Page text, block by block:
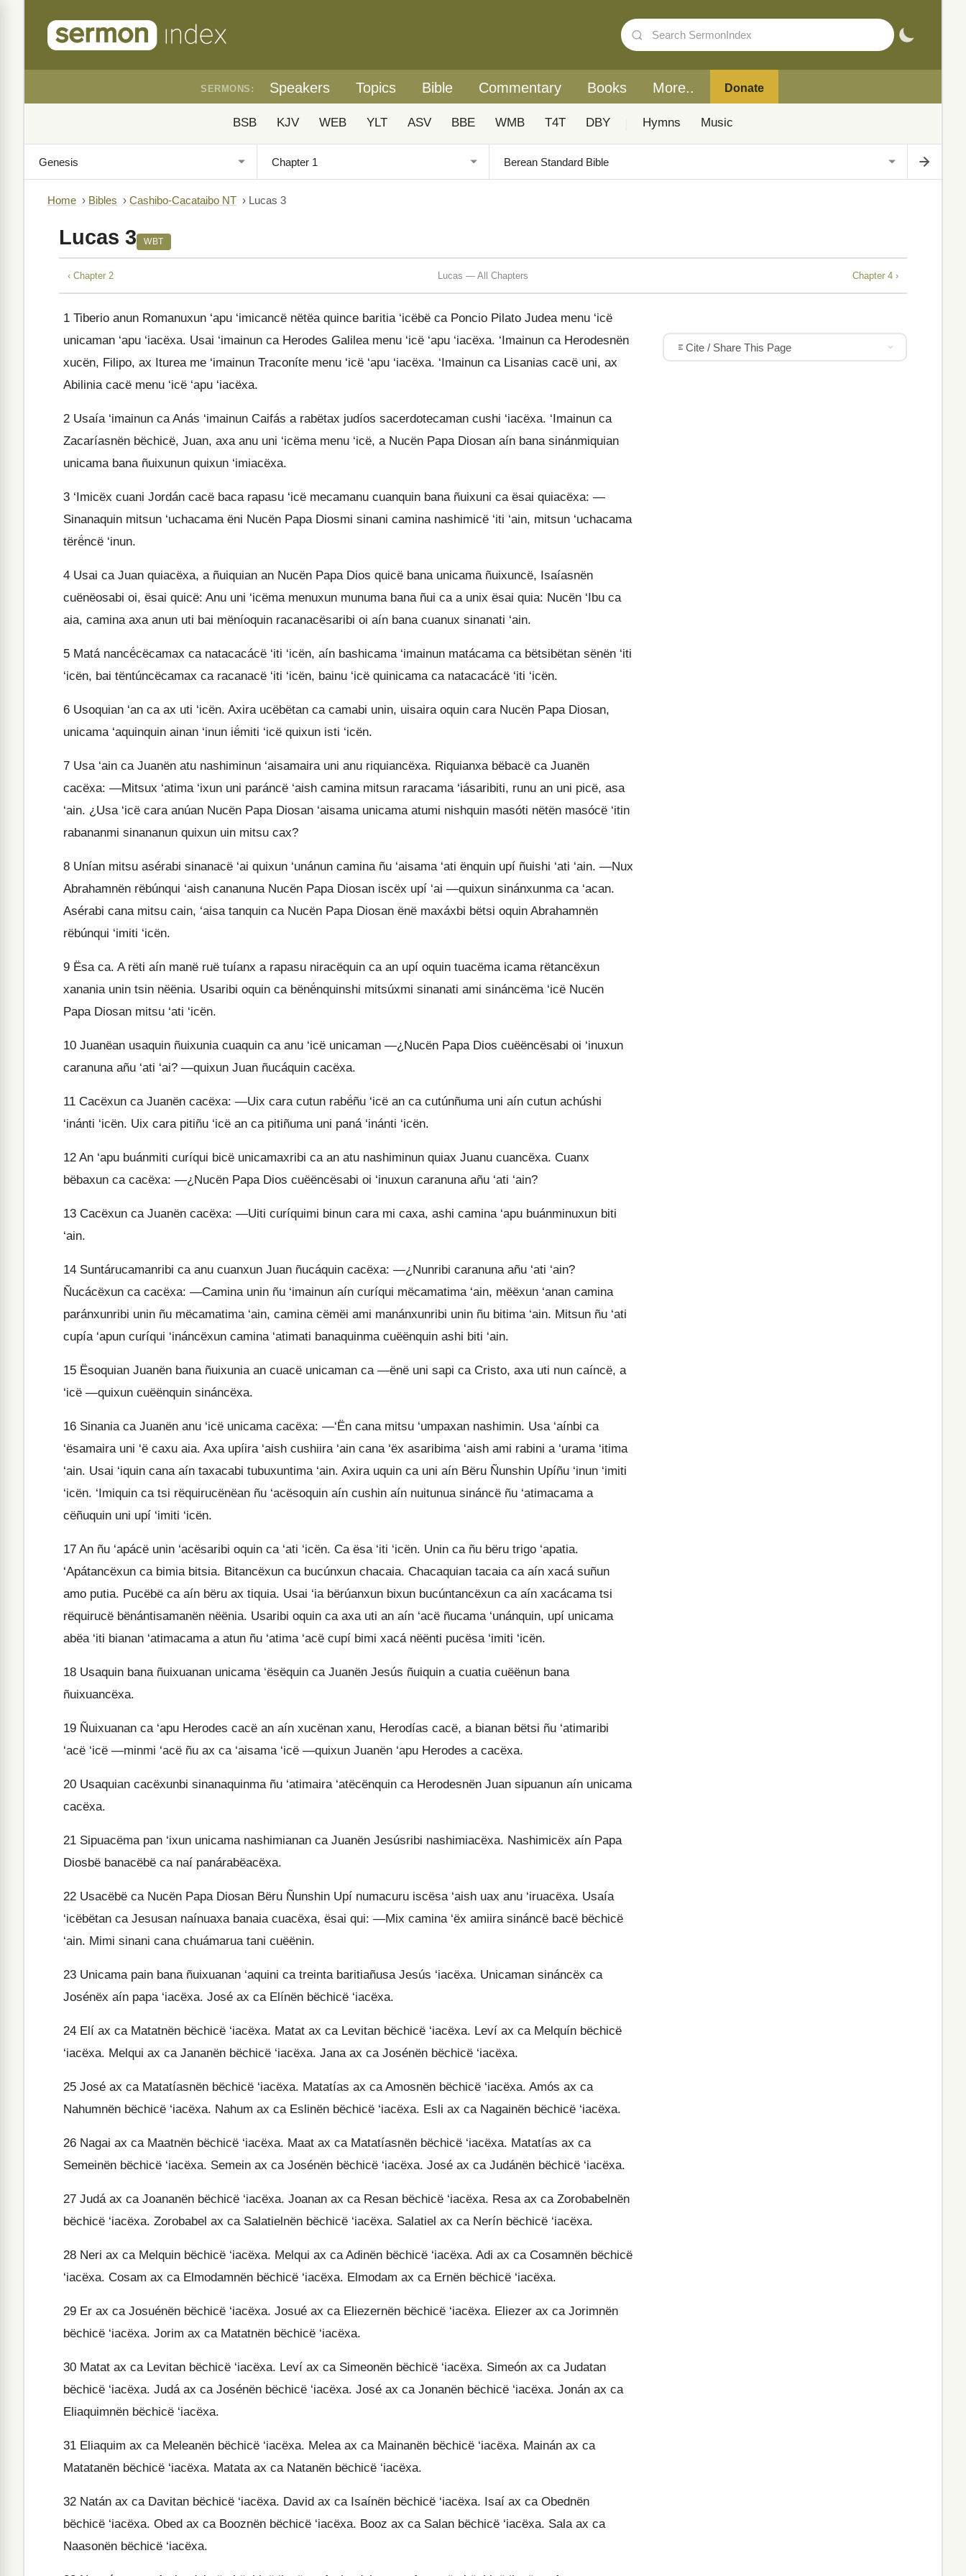
SERMONS: Speakers Topics Bible Commentary Books More.. Donate
BSB KJV WEB YLT ASV BBE WMB T4T DBY Hymns Music
Home › Bibles › Cashibo-Cacataibo NT › Lucas 3
Lucas 3 WBT
‹ Chapter 2 Lucas — All Chapters Chapter 4 ›
1 Tiberio anun Romanuxun ‘apu ‘imicancë nëtëa quince baritia ‘icëbë ca Poncio Pilato Judea menu ‘icë
unicaman ‘apu ‘iacëxa. Usai ‘imainun ca Herodes Galilea menu ‘icë ‘apu ‘iacëxa. ‘Imainun ca Herodesnën
xucën, Filipo, ax Iturea me ‘imainun Traconíte menu ‘icë ‘apu ‘iacëxa. ‘Imainun ca Lisanias cacë uni, ax
Abilinia cacë menu ‘icë ‘apu ‘iacëxa.
2 Usaía ‘imainun ca Anás ‘imainun Caifás a rabëtax judíos sacerdotecaman cushi ‘iacëxa. ‘Imainun ca
Zacaríasnën bëchicë, Juan, axa anu uni ‘icëma menu ‘icë, a Nucën Papa Diosan aín bana sinánmiquian
unicama bana ñuixunun quixun ‘imiacëxa.
3 ‘Imicëx cuani Jordán cacë baca rapasu ‘icë mecamanu cuanquin bana ñuixuni ca ësai quiacëxa: —
Sinanaquin mitsun ‘uchacama ëni Nucën Papa Diosmi sinani camina nashimicë ‘iti ‘ain, mitsun ‘uchacama
tërë́ncë ‘inun.
4 Usai ca Juan quiacëxa, a ñuiquian an Nucën Papa Dios quicë bana unicama ñuixuncë, Isaíasnën
cuënëosabi oi, ësai quicë: Anu uni ‘icëma menuxun munuma bana ñui ca a unix ësai quia: Nucën ‘Ibu ca
aia, camina axa anun uti bai mëníoquin racanacësaribi oi aín bana cuanux sinanati ‘ain.
5 Matá nancë́cëcamax ca natacacácë ‘iti ‘icën, aín bashicama ‘imainun matácama ca bëtsibëtan sënën ‘iti
‘icën, bai tëntúncëcamax ca racanacë ‘iti ‘icën, bainu ‘icë quinicama ca natacacácë ‘iti ‘icën.
6 Usoquian ‘an ca ax uti ‘icën. Axira ucëbëtan ca camabi unin, uisaira oquin cara Nucën Papa Diosan,
unicama ‘aquinquin ainan ‘inun ië́miti ‘icë quixun isti ‘icën.
7 Usa ‘ain ca Juanën atu nashiminun ‘aisamaira uni anu riquiancëxa. Riquianxa bëbacë ca Juanën
cacëxa: —Mitsux ‘atima ‘ixun uni paráncë ‘aish camina mitsun raracama ‘iásaribiti, runu an uni picë, asa
‘ain. ¿Usa ‘icë cara anúan Nucën Papa Diosan ‘aisama unicama atumi nishquin masóti nëtën masócë ‘itin
rabananmi sinananun quixun uin mitsu cax?
8 Unían mitsu asérabi sinanacë ‘ai quixun ‘unánun camina ñu ‘aisama ‘ati ënquin upí ñuishi ‘ati ‘ain. —Nux
Abrahamnën rëbúnqui ‘aish cananuna Nucën Papa Diosan iscëx upí ‘ai —quixun sinánxunma ca ‘acan.
Asérabi cana mitsu cain, ‘aisa tanquin ca Nucën Papa Diosan ënë maxáxbi bëtsi oquin Abrahamnën
rëbúnqui ‘imiti ‘icën.
9 Ësa ca. A rëti aín manë ruë tuíanx a rapasu niracëquin ca an upí oquin tuacëma icama rëtancëxun
xanania unin tsin nëënia. Usaribi oquin ca bënë́nquinshi mitsúxmi sinanati ami sináncëma ‘icë Nucën
Papa Diosan mitsu ‘ati ‘icën.
10 Juanëan usaquin ñuixunia cuaquin ca anu ‘icë unicaman —¿Nucën Papa Dios cuëëncësabi oi ‘inuxun
caranuna añu ‘ati ‘ai? —quixun Juan ñucáquin cacëxa.
11 Cacëxun ca Juanën cacëxa: —Uix cara cutun rabë́ñu ‘icë an ca cutúnñuma uni aín cutun achúshi
‘inánti ‘icën. Uix cara pitiñu ‘icë an ca pitiñuma uni paná ‘inánti ‘icën.
12 An ‘apu buánmiti curíqui bicë unicamaxribi ca an atu nashiminun quiax Juanu cuancëxa. Cuanx
bëbaxun ca cacëxa: —¿Nucën Papa Dios cuëëncësabi oi ‘inuxun caranuna añu ‘ati ‘ain?
13 Cacëxun ca Juanën cacëxa: —Uiti curíquimi binun cara mi caxa, ashi camina ‘apu buánminuxun biti
‘ain.
14 Suntárucamanribi ca anu cuanxun Juan ñucáquin cacëxa: —¿Nunribi caranuna añu ‘ati ‘ain?
Ñucácëxun ca cacëxa: —Camina unin ñu ‘imainun aín curíqui mëcamatima ‘ain, mëëxun ‘anan camina
paránxunribi unin ñu mëcamatima ‘ain, camina cëmëi ami manánxunribi unin ñu bitima ‘ain. Mitsun ñu ‘ati
cupía ‘apun curíqui ‘ináncëxun camina ‘atimati banaquinma cuëënquin ashi biti ‘ain.
15 Ësoquian Juanën bana ñuixunia an cuacë unicaman ca —ënë uni sapi ca Cristo, axa uti nun caíncë, a
‘icë —quixun cuëënquin sináncëxa.
16 Sinania ca Juanën anu ‘icë unicama cacëxa: —‘Ën cana mitsu ‘umpaxan nashimin. Usa ‘aínbi ca
‘ësamaira uni ‘ë caxu aia. Axa upíira ‘aish cushiira ‘ain cana ‘ëx asaribima ‘aish ami rabini a ‘urama ‘itima
‘ain. Usai ‘iquin cana aín taxacabi tubuxuntima ‘ain. Axira uquin ca uni aín Bëru Ñunshin Upíñu ‘inun ‘imiti
‘icën. ‘Imiquin ca tsi rëquirucënëan ñu ‘acësoquin aín cushin aín nuitunua sináncë ñu ‘atimacama a
cëñuquin uni upí ‘imiti ‘icën.
17 An ñu ‘apácë unin ‘acësaribi oquin ca ‘ati ‘icën. Ca ësa ‘iti ‘icën. Unin ca ñu bëru trigo ‘apatia.
‘Apátancëxun ca bimia bitsia. Bitancëxun ca bucúnxun chacaia. Chacaquian tacaia ca aín xacá suñun
amo putia. Pucëbë ca aín bëru ax tiquia. Usai ‘ia bërúanxun bixun bucúntancëxun ca aín xacácama tsi
rëquirucë bënántisamanën nëënia. Usaribi oquin ca axa uti an aín ‘acë ñucama ‘unánquin, upí unicama
abëa ‘iti bianan ‘atimacama a atun ñu ‘atima ‘acë cupí bimi xacá nëënti pucësa ‘imiti ‘icën.
18 Usaquin bana ñuixuanan unicama ‘ësëquin ca Juanën Jesús ñuiquin a cuatia cuëënun bana
ñuixuancëxa.
19 Ñuixuanan ca ‘apu Herodes cacë an aín xucënan xanu, Herodías cacë, a bianan bëtsi ñu ‘atimaribi
‘acë ‘icë —minmi ‘acë ñu ax ca ‘aisama ‘icë —quixun Juanën ‘apu Herodes a cacëxa.
20 Usaquian cacëxunbi sinanaquinma ñu ‘atimaira ‘atëcënquin ca Herodesnën Juan sipuanun aín unicama
cacëxa.
21 Sipuacëma pan ‘ixun unicama nashimianan ca Juanën Jesúsribi nashimiacëxa. Nashimicëx aín Papa
Diosbë banacëbë ca naí panárabëacëxa.
22 Usacëbë ca Nucën Papa Diosan Bëru Ñunshin Upí numacuru iscësa ‘aish uax anu ‘iruacëxa. Usaía
‘icëbëtan ca Jesusan naínuaxa banaia cuacëxa, ësai qui: —Mix camina ‘ëx amiira sináncë bacë bëchicë
‘ain. Mimi sinani cana chuámarua tani cuëënin.
23 Unicama pain bana ñuixuanan ‘aquini ca treinta baritiañusa Jesús ‘iacëxa. Unicaman sináncëx ca
Josénëx aín papa ‘iacëxa. José ax ca Elínën bëchicë ‘iacëxa.
24 Elí ax ca Matatnën bëchicë ‘iacëxa. Matat ax ca Levitan bëchicë ‘iacëxa. Leví ax ca Melquín bëchicë
‘iacëxa. Melqui ax ca Jananën bëchicë ‘iacëxa. Jana ax ca Josénën bëchicë ‘iacëxa.
25 José ax ca Matatíasnën bëchicë ‘iacëxa. Matatías ax ca Amosnën bëchicë ‘iacëxa. Amós ax ca
Nahumnën bëchicë ‘iacëxa. Nahum ax ca Eslinën bëchicë ‘iacëxa. Esli ax ca Nagainën bëchicë ‘iacëxa.
26 Nagai ax ca Maatnën bëchicë ‘iacëxa. Maat ax ca Matatíasnën bëchicë ‘iacëxa. Matatías ax ca
Semeinën bëchicë ‘iacëxa. Semein ax ca Josénën bëchicë ‘iacëxa. José ax ca Judánën bëchicë ‘iacëxa.
27 Judá ax ca Joananën bëchicë ‘iacëxa. Joanan ax ca Resan bëchicë ‘iacëxa. Resa ax ca Zorobabelnën
bëchicë ‘iacëxa. Zorobabel ax ca Salatielnën bëchicë ‘iacëxa. Salatiel ax ca Nerín bëchicë ‘iacëxa.
28 Neri ax ca Melquin bëchicë ‘iacëxa. Melqui ax ca Adinën bëchicë ‘iacëxa. Adi ax ca Cosamnën bëchicë
‘iacëxa. Cosam ax ca Elmodamnën bëchicë ‘iacëxa. Elmodam ax ca Ernën bëchicë ‘iacëxa.
29 Er ax ca Josuénën bëchicë ‘iacëxa. Josué ax ca Eliezernën bëchicë ‘iacëxa. Eliezer ax ca Jorimnën
bëchicë ‘iacëxa. Jorim ax ca Matatnën bëchicë ‘iacëxa.
30 Matat ax ca Levitan bëchicë ‘iacëxa. Leví ax ca Simeonën bëchicë ‘iacëxa. Simeón ax ca Judatan
bëchicë ‘iacëxa. Judá ax ca Josénën bëchicë ‘iacëxa. José ax ca Jonanën bëchicë ‘iacëxa. Jonán ax ca
Eliaquimnën bëchicë ‘iacëxa.
31 Eliaquim ax ca Meleanën bëchicë ‘iacëxa. Melea ax ca Mainanën bëchicë ‘iacëxa. Mainán ax ca
Matatanën bëchicë ‘iacëxa. Matata ax ca Natanën bëchicë ‘iacëxa.
32 Natán ax ca Davitan bëchicë ‘iacëxa. David ax ca Isaínën bëchicë ‘iacëxa. Isaí ax ca Obednën
bëchicë ‘iacëxa. Obed ax ca Booznën bëchicë ‘iacëxa. Booz ax ca Salan bëchicë ‘iacëxa. Sala ax ca
Naasonën bëchicë ‘iacëxa.
Cite / Share This Page